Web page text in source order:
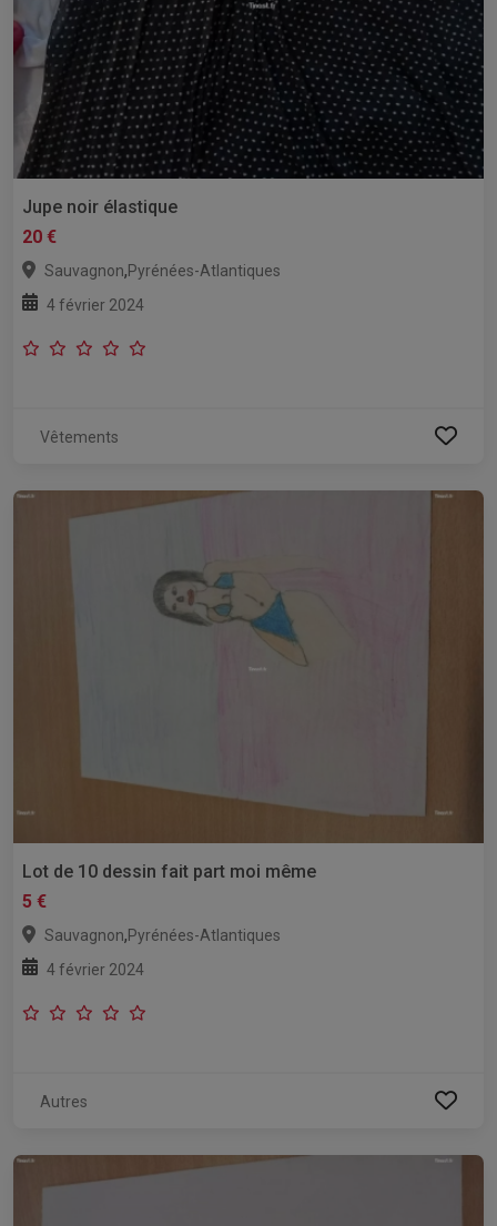
Jupe noir élastique
20 €
Sauvagnon,Pyrénées-Atlantiques
4 février 2024
Vêtements
Lot de 10 dessin fait part moi même
5 €
Sauvagnon,Pyrénées-Atlantiques
4 février 2024
Autres